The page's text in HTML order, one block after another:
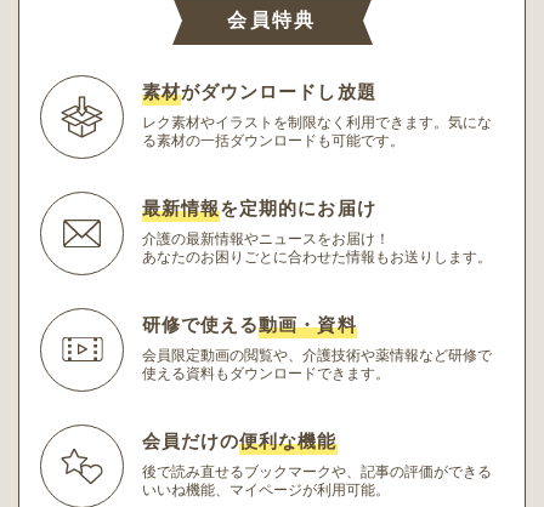
会員特典
素材がダウンロードし放題
レク素材やイラストを制限なく利用できます。 気にな
る素材の一括ダウンロードも可能です。
最新情報を定期的にお届け
介護の最新情報やニュースをお届け！
あなたのお困りごとに合わせた情報もお送りします。
研修で使える動画・資料
会員限定動画の閲覧や、介護技術や薬情報など研修で
使える資料もダウンロードできます。
会員だけの便利な機能
後で読み直せるブックマークや、記事の評価ができる
いいね機能、マイページが利用可能。